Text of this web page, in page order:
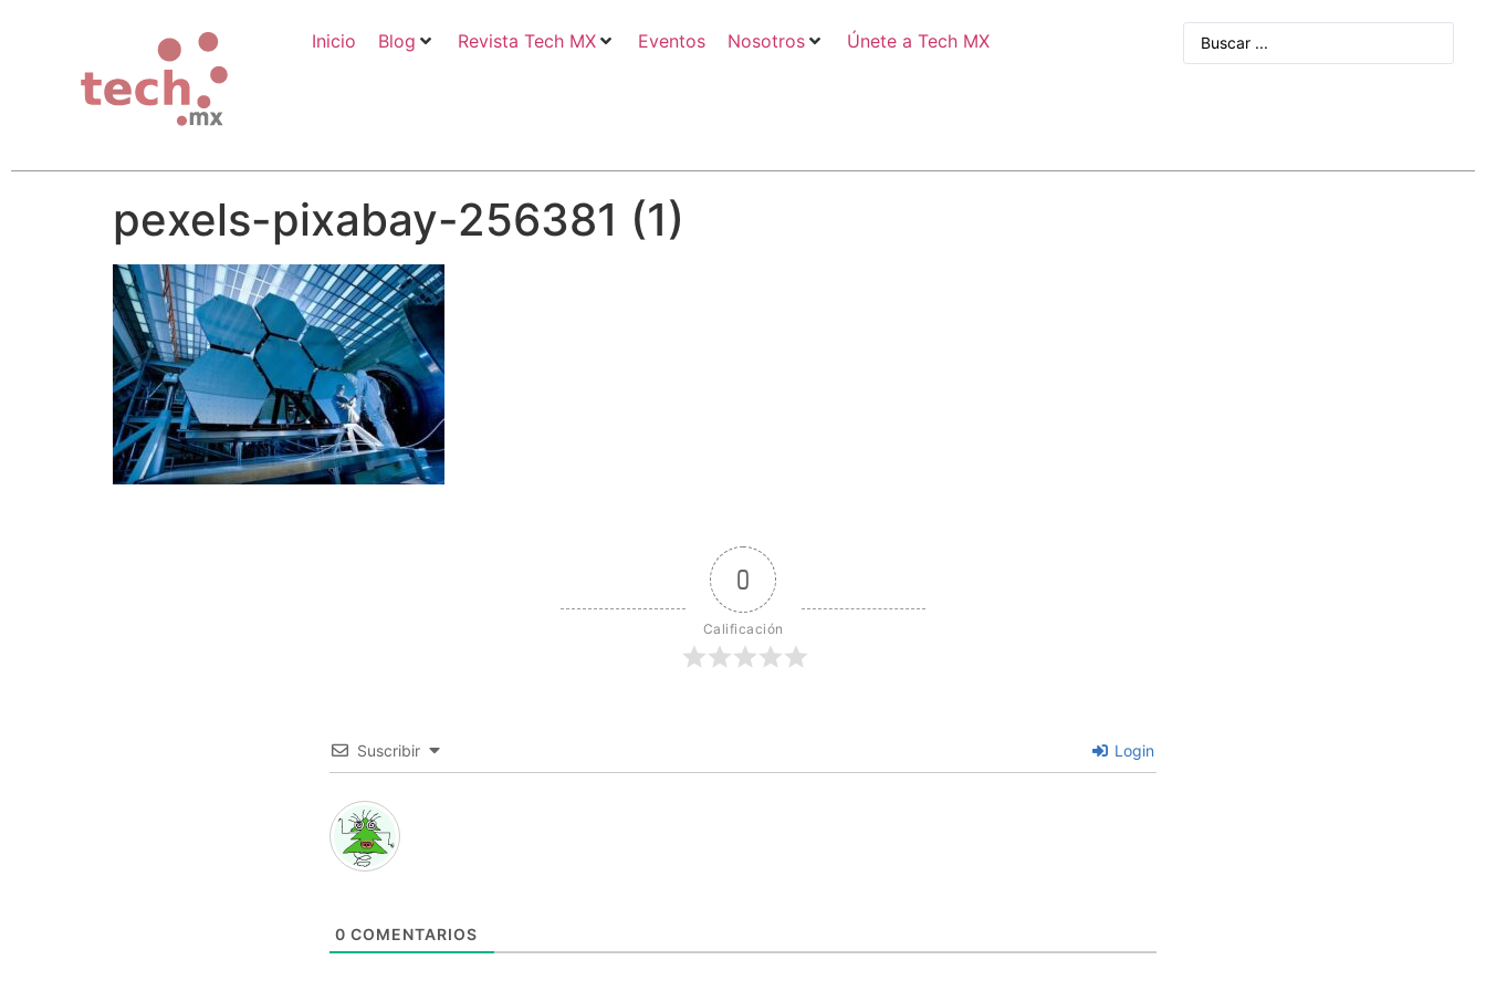
Inicio Blog Revista Tech MX Eventos Nosotros Únete a Tech MX
pexels-pixabay-256381 (1)
0
Calificación
Suscribir Login
0 COMENTARIOS